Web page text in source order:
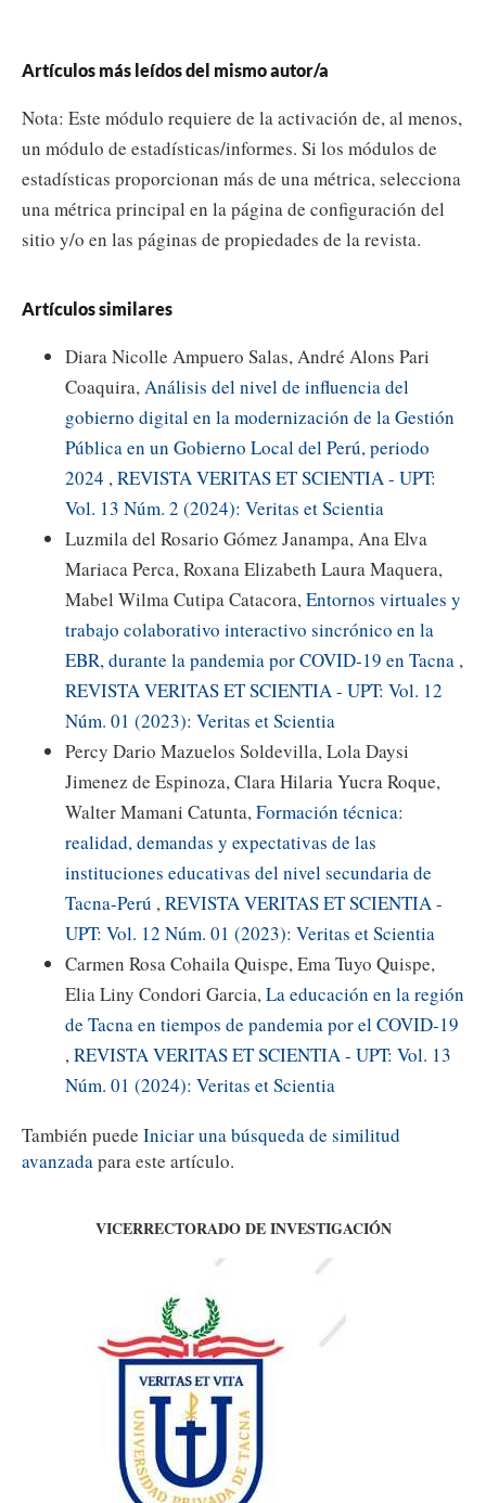
Artículos más leídos del mismo autor/a
Nota: Este módulo requiere de la activación de, al menos,
un módulo de estadísticas/informes. Si los módulos de
estadísticas proporcionan más de una métrica, selecciona
una métrica principal en la página de configuración del
sitio y/o en las páginas de propiedades de la revista.
Artículos similares
Diara Nicolle Ampuero Salas, André Alons Pari
Coaquira,Análisis del nivel de influencia del
gobierno digital en la modernización de la Gestión
Pública en un Gobierno Local del Perú, periodo
2024 ,REVISTA VERITAS ET SCIENTIA - UPT:
Vol. 13 Núm. 2 (2024): Veritas et Scientia
Luzmila del Rosario Gómez Janampa, Ana Elva
Mariaca Perca, Roxana Elizabeth Laura Maquera,
Mabel Wilma Cutipa Catacora,Entornos virtuales y
trabajo colaborativo interactivo sincrónico en la
EBR, durante la pandemia por COVID-19 en Tacna ,
REVISTA VERITAS ET SCIENTIA - UPT: Vol. 12
Núm. 01 (2023): Veritas et Scientia
Percy Dario Mazuelos Soldevilla, Lola Daysi
Jimenez de Espinoza, Clara Hilaria Yucra Roque,
Walter Mamani Catunta,Formación técnica:
realidad, demandas y expectativas de las
instituciones educativas del nivel secundaria de
Tacna-Perú ,REVISTA VERITAS ET SCIENTIA -
UPT: Vol. 12 Núm. 01 (2023): Veritas et Scientia
Carmen Rosa Cohaila Quispe, Ema Tuyo Quispe,
Elia Liny Condori Garcia,La educación en la región
de Tacna en tiempos de pandemia por el COVID-19
,REVISTA VERITAS ET SCIENTIA - UPT: Vol. 13
Núm. 01 (2024): Veritas et Scientia
También puede Iniciar una búsqueda de similitud
avanzadapara este artículo.
VICERRECTORADO DE INVESTIGACIÓN